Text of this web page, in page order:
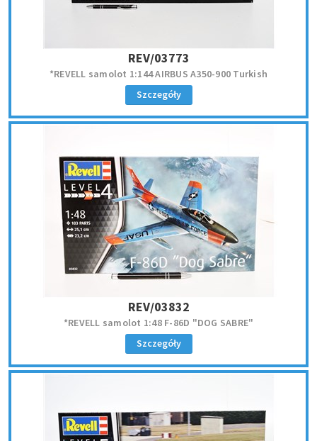
REV/03773
*REVELL samolot 1:144 AIRBUS A350-900 Turkish
Szczegóły
REV/03832
*REVELL samolot 1:48 F-86D "DOG SABRE"
Szczegóły